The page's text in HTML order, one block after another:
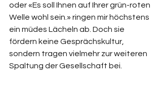
oder «Es soll Ihnen auf Ihrer grün-roten
Welle wohl sein.» ringen mir höchstens
ein müdes Lächeln ab. Doch sie
fördern keine Gesprächskultur,
sondern tragen vielmehr zur weiteren
Spaltung der Gesellschaft bei.